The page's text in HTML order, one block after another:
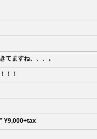
てますね、、、。
！！
ㅤㅤㅤㅤㅤㅤ